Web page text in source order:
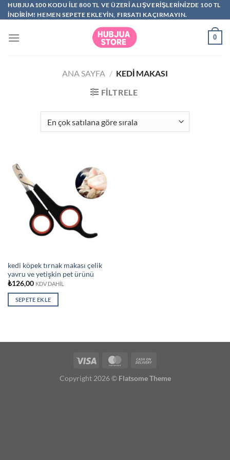
İçeriğe
atla
HUBJUA100 KODU ILE 800 TL VE ÜZERI ALIŞVERIŞLERINIZDE 100 TL
INDIRIM! HEMEN SEPETE EKLEYIN, FIRSATI KAÇIRMAYIN.
0
ANA SAYFA / KEDI MAKASI
FILTRELE
kedi köpek tırnak makası çelik
yavru ve yetişkin pet ürünü
₺126,00 KDV DAHİL
SEPETE EKLE
Copyright 2026 © Flatsome Theme